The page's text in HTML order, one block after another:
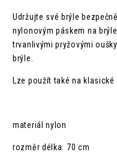
Udržujte své brýle
nylonovým páskem na
trvanlivými pryžovými
brýle.
Lze použít také na klasické
materiál nylon
rozměr délka: 70 cm